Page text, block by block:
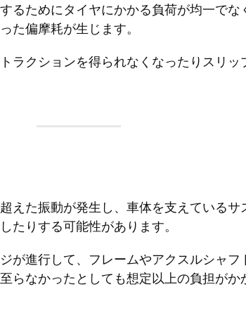
るためにタイヤにかかる負荷が均一で
た偏摩耗が生じます。
ラクションを得られなくなったりスリ
えた振動が発生し、車体を支えている
たりする可能性があります。
が進行して、フレームやアクスルシャ
らなかったとしても想定以上の負担が